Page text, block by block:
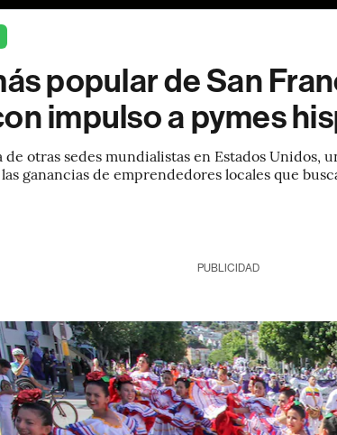
popular de San
impulso a pymes
de otras sedes mundialistas en Estados Unidos,
ganancias de emprendedores locales que
PUBLICIDAD